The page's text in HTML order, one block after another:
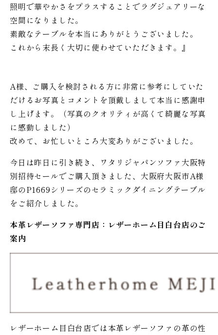
照明で華やかさをプラスすることでラグジュアリーな
空間になりました。
素敵なテーブルを本当にありがとうございました。
これから末長く大切に使わせていただきます。』
A様、ご購入を検討される方に非常に参考にしていた
だけるお写真とコメントを頂戴しまして本当に感謝申
し上げます。（写真のクオリティが高くて綺麗な写真
に感動しました）
改めて、お忙しいところ大変ありがございました。
今日は昨日に引き続き、ワタリジャパンソファ大阪特
別招待セールでご購入頂きました、大阪府大阪市A様
邸のP1669シリーズのセラミックダイニングテーブル
をご紹介しました。
本革レザーソファ専門店：レザーホーム 目白台店のご
案内
レザーホーム目白台店では本革レザーソファの革の性